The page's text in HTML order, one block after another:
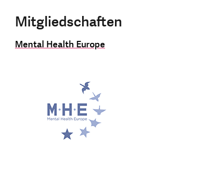
Mitgliedschaften
Mental Health Europe